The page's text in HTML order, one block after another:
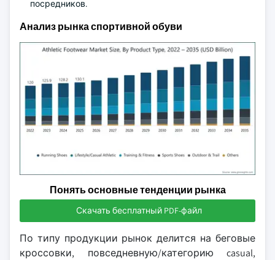
посредников.
Анализ рынка спортивной обуви
Понять основные тенденции рынка
Скачать бесплатный PDF-файл
По типу продукции рынок делится на беговые
кроссовки, повседневную/категорию casual,